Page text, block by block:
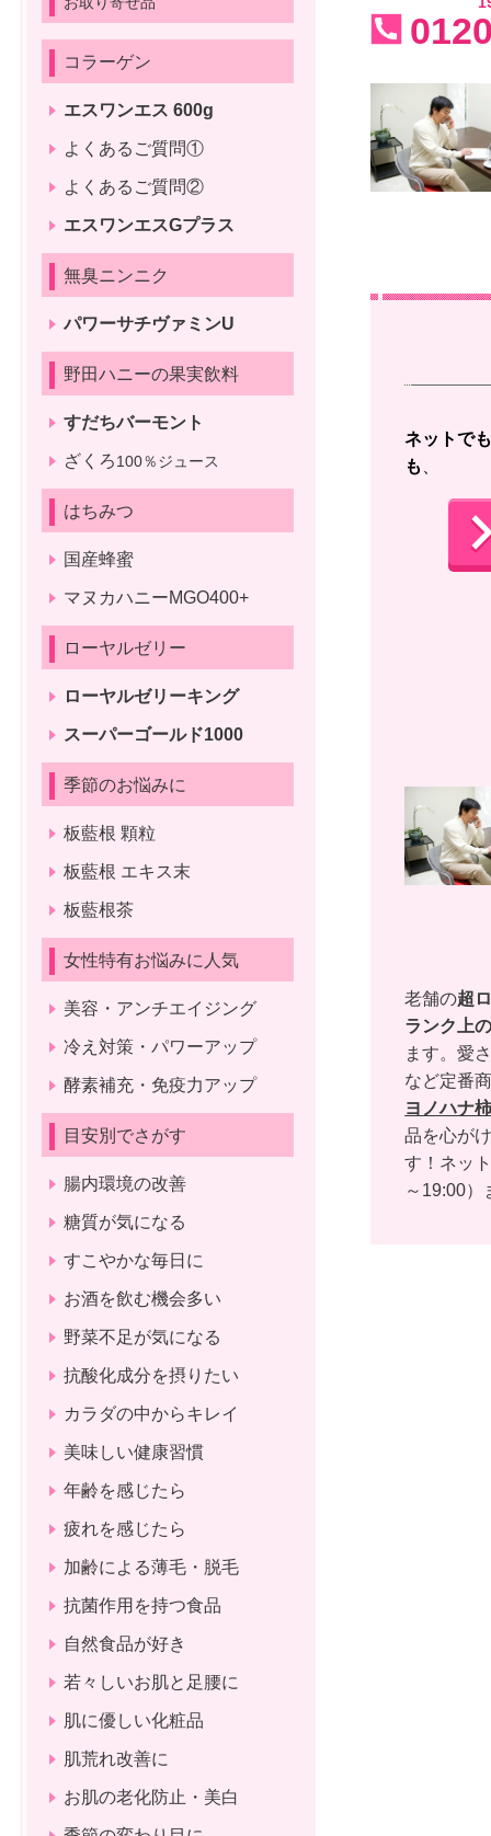
ネットで
も
老舗の超
ランク上
ます。愛
など定番
ヨノハナ
品を心が
す！ネッ
～19:00）
コラーゲン
エスワンエス 600g
よくあるご質問①
よくあるご質問②
エスワンエスGプラス
無臭ニンニク
パワーサチヴァミンU
野田ハニーの果実飲料
すだちバーモント
ざくろ100％ジュース
はちみつ
国産蜂蜜
マヌカハニーMGO400+
ローヤルゼリー
ローヤルゼリーキング
スーパーゴールド1000
季節のお悩みに
板藍根 顆粒
板藍根 エキス末
板藍根茶
女性特有お悩みに人気
美容・アンチエイジング
冷え対策・パワーアップ
酵素補充・免疫力アップ
目安別でさがす
腸内環境の改善
糖質が気になる
すこやかな毎日に
お酒を飲む機会多い
野菜不足が気になる
抗酸化成分を摂りたい
カラダの中からキレイ
美味しい健康習慣
年齢を感じたら
疲れを感じたら
加齢による薄毛・脱毛
抗菌作用を持つ食品
自然食品が好き
若々しいお肌と足腰に
肌に優しい化粧品
肌荒れ改善に
お肌の老化防止・美白